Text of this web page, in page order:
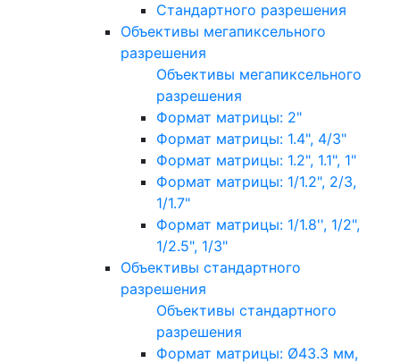
Стандартного разрешения
Объективы мегапиксельного
разрешения
Объективы мегапиксельного
разрешения
Формат матрицы: 2"
Формат матрицы: 1.4", 4/3"
Формат матрицы: 1.2", 1.1", 1"
Формат матрицы: 1/1.2", 2/3,
1/1.7"
Формат матрицы: 1/1.8'', 1/2",
1/2.5", 1/3"
Объективы стандартного
разрешения
Объективы стандартного
разрешения
Формат матрицы: Ø43.3 мм,